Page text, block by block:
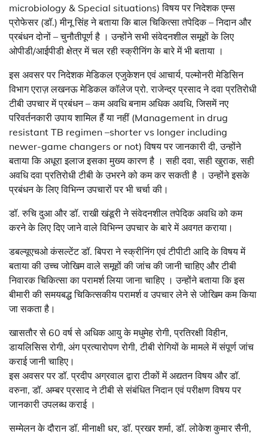
microbiology & Special situations) विषय पर निदेशक एम्स
प्रोफेसर (डॉ.) मीनू सिंह ने बताया कि बाल चिकित्सा तपेदिक – निदान और
प्रबंधन दोनों – चुनौतीपूर्ण है । उन्होंने सभी संवेदनशील समूहों के लिए
ओपीडी/आईपीडी क्षेत्र में चल रही स्क्रीनिंग के बारे में भी बताया ।
इस अवसर पर निदेशक मेडिकल एजुकेशन एवं आचार्य, पल्मोनरी मेडिसिन
विभाग एराज़ लखनऊ मेडिकल कॉलेज प्रो. राजेन्द्र प्रसाद ने दवा प्रतिरोधी
टीबी उपचार में प्रबंधन – कम अवधि बनाम अधिक अवधि, जिसमें नए
परिवर्तनकारी उपाय शामिल हैं या नहीं (Management in drug
resistant TB regimen –shorter vs longer including
newer-game changers or not) विषय पर जानकारी दी, उन्होंने
बताया कि अधूरा इलाज इसका मुख्य कारण है । सही दवा, सही खुराक, सही
अवधि दवा प्रतिरोधी टीबी के उभरने को कम कर सकती है । उन्होंने इसके
प्रबंधन के लिए विभिन्न उपचारों पर भी चर्चा की।
डॉ. रुचि दुआ और डॉ. राखी खंडूरी ने संवेदनशील तपेदिक अवधि को कम
करने के लिए दिए जाने वाले विभिन्न उपचार के बारे में अवगत कराया।
डबल्यूएचओ कंसल्टेंट डॉ. बिपरा ने स्क्रीनिंग एवं टीपीटी आदि के विषय में
बताया की उच्च जोखिम वाले समूहों की जांच की जानी चाहिए और टीबी
निवारक चिकित्सा का परामर्श लिया जाना चाहिए । उन्होंने बताया कि इस
बीमारी की समयबद्ध चिकित्सकीय परामर्श व उपचार लेने से जोखिम कम किया
जा सकता है।
खासतौर से 60 वर्ष से अधिक आयु के मधुमेह रोगी, प्रतिरक्षी विहीन,
डायलिसिस रोगी, अंग प्रत्यारोपण रोगी, टीबी रोगियों के मामले में संपूर्ण जांच
कराई जानी चाहिए।
इस अवसर पर डॉ. प्रदीप अग्रवाल द्वारा टीकों में अद्यतन विषय और डॉ.
वरुना, डॉ. अम्बर प्रसाद ने टीबी से संबंधित निदान एवं परीक्षण विषय पर
जानकारी उपलब्ध कराई ।
सम्मेलन के दौरान डॉ. मीनाक्षी धर, डॉ. प्रखर शर्मा, डॉ. लोकेश कुमार सैनी,